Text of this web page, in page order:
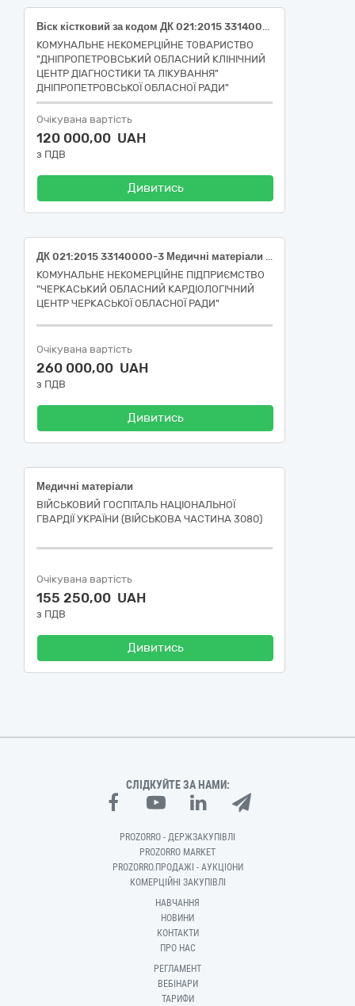
Віск кістковий за кодом ДК 021:2015 33140000-3 Медичні матеріали
КОМУНАЛЬНЕ НЕКОМЕРЦІЙНЕ ТОВАРИСТВО
"ДНІПРОПЕТРОВСЬКИЙ ОБЛАСНИЙ КЛІНІЧНИЙ
ЦЕНТР ДІАГНОСТИКИ ТА ЛІКУВАННЯ"
ДНІПРОПЕТРОВСЬКОЇ ОБЛАСНОЇ РАДИ"
Очікувана вартість
120 000,00 UAH
з ПДВ
Дивитись
ДК 021:2015 33140000-3 Медичні матеріали (НК 024:2023 47111 Хірургічний внутриішньосудинний шунт, НК 031:2024 С03900202 ПРИСТРОЇ ДЛЯ СЕРЦЕВО-СУДИННОЇ СИСТЕМИ ІНТРАКОРОНАРНІ ШУНТИ)
КОМУНАЛЬНЕ НЕКОМЕРЦІЙНЕ ПІДПРИЄМСТВО
"ЧЕРКАСЬКИЙ ОБЛАСНИЙ КАРДІОЛОГІЧНИЙ
ЦЕНТР ЧЕРКАСЬКОЇ ОБЛАСНОЇ РАДИ"
Очікувана вартість
260 000,00 UAH
з ПДВ
Дивитись
Медичні матеріали
ВІЙСЬКОВИЙ ГОСПІТАЛЬ НАЦІОНАЛЬНОЇ
ГВАРДІЇ УКРАЇНИ (ВІЙСЬКОВА ЧАСТИНА 3080)
Очікувана вартість
155 250,00 UAH
з ПДВ
Дивитись
СЛІДКУЙТЕ ЗА НАМИ:
PROZORRO - ДЕРЖЗАКУПІВЛІ
PROZORRO MARKET
PROZORRO.ПРОДАЖІ - АУКЦІОНИ
КОМЕРЦІЙНІ ЗАКУПІВЛІ
НАВЧАННЯ
НОВИНИ
КОНТАКТИ
ПРО НАС
РЕГЛАМЕНТ
ВЕБІНАРИ
ТАРИФИ